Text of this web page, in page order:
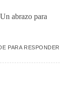
abrazo para
PARA RESPONDER